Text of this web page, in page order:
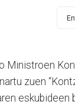
Ministroen
zuen
eskubideen